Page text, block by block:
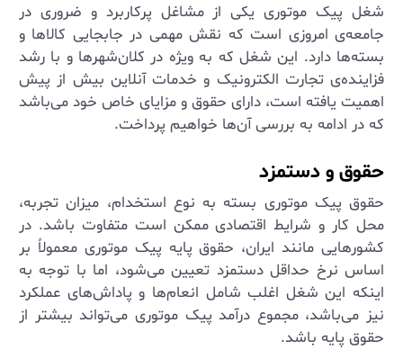
شغل پیک موتوری یکی از مشاغل پرکاربرد و ضروری در
جامعه‌ی امروزی است که نقش مهمی در جابجایی کالاها و
بسته‌ها دارد. این شغل که به ویژه در کلان‌شهرها و با رشد
فزاینده‌ی تجارت الکترونیک و خدمات آنلاین بیش از پیش
اهمیت یافته است، دارای حقوق و مزایای خاص خود می‌باشد
که در ادامه به بررسی آن‌ها خواهیم پرداخت.
حقوق و دستمزد
حقوق پیک موتوری بسته به نوع استخدام، میزان تجربه،
محل کار و شرایط اقتصادی ممکن است متفاوت باشد. در
کشورهایی مانند ایران، حقوق پایه پیک موتوری معمولاً بر
اساس نرخ حداقل دستمزد تعیین می‌شود، اما با توجه به
اینکه این شغل اغلب شامل انعام‌ها و پاداش‌های عملکرد
نیز می‌باشد، مجموع درآمد پیک موتوری می‌تواند بیشتر از
حقوق پایه باشد.